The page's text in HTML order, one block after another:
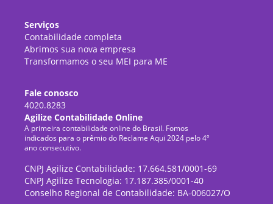
Serviços
Contabilidade completa
Abrimos sua nova empresa
Transformamos o seu MEI para ME
Fale conosco
4020.8283
Agilize Contabilidade Online
A primeira contabilidade online do Brasil. Fomos
indicados para o prêmio do Reclame Aqui 2024 pelo 4º
ano consecutivo.
CNPJ Agilize Contabilidade: 17.664.581/0001-69
CNPJ Agilize Tecnologia: 17.187.385/0001-40
Conselho Regional de Contabilidade: BA-006027/O